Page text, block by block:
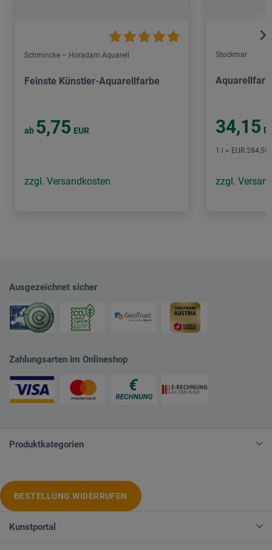
Schmincke – Horadam Aquarell
Feinste Künstler-Aquarellfarbe
ab 5,75 EUR
zzgl. Versandkosten
Stockmar
34,15
1 l = EUR
zzgl.
Ausgezeichnet sicher
Zahlungsarten im Onlineshop
Produktkategorien
BESTELLUNG WIDERRUFEN
Kunstportal